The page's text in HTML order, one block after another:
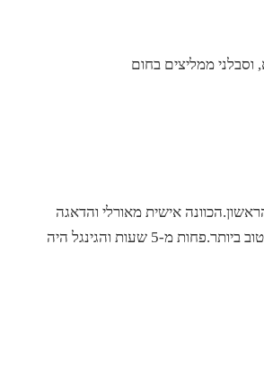
וסבלני ממליצים בחום
אישית מאורלי והדאגה
שהגינגל יצא על הצד הטוב ביותר.פחות מ-5 שעות והגינגל היה